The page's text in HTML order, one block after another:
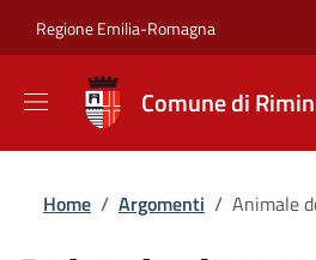
Regione Emilia-Romagna
Comune di
Briciole di pane
Home / Argomenti / Animale